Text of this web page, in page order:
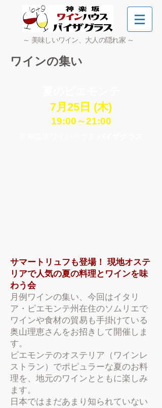
～ 美味しいワイン、大人の隠れ家 ～
ワインの集い
7月25日 (木)
19:00～21:00
サマートリュフも登場！ 現地オステ
リアで人気の夏の料理とワインを味
わう会
月例ワインの集い、今回はイタリ
ア・ピエモンテ州在住のソムリエで
ワインや食材の貿易も手掛けている
奥山理恵さんをお招きして開催しま
す。
ピエモンテのオステリア（ワインレ
ストラン）でポピュラーな夏のお料
理を、地元のワインとともに楽しみ
ます。
日本ではまだあまり知られていない